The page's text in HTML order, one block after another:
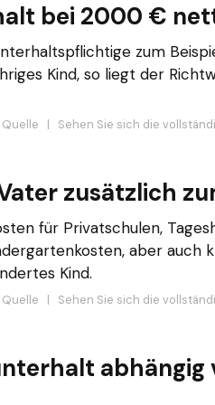
bei 2000 €
zum
Kind, so liegt der
| Sehen Sie sich die
zusätzlich
für Privatschulen,
aber auch
Kind.
| Sehen Sie sich die
abhängig